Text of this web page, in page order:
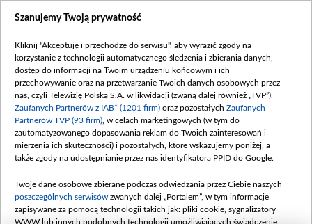
Dostępność
Procedura zgłoszeń wewnętrznych
Szanujemy Twoją prywatność
Kliknij "Akceptuję i przechodzę do serwisu", aby wyrazić zgody na
korzystanie z technologii automatycznego śledzenia i zbierania danych,
dostęp do informacji na Twoim urządzeniu końcowym i ich
przechowywanie oraz na przetwarzanie Twoich danych osobowych przez
nas, czyli Telewizję Polską S.A. w likwidacji (zwaną dalej również „TVP”),
Zaufanych Partnerów z IAB* (1201 firm) oraz pozostałych Zaufanych
Partnerów TVP (93 firm) , w celach marketingowych (w tym do
zautomatyzowanego dopasowania reklam do Twoich zainteresowań i
mierzenia ich skuteczności) i pozostałych, które wskazujemy poniżej, a
także zgody na udostępnianie przez nas identyfikatora PPID do Google.
Twoje dane osobowe zbierane podczas odwiedzania przez Ciebie naszych
poszczególnych serwisów zwanych dalej „Portalem”, w tym informacje
zapisywane za pomocą technologii takich jak: pliki cookie, sygnalizatory
WWW lub innych podobnych technologii umożliwiających świadczenie